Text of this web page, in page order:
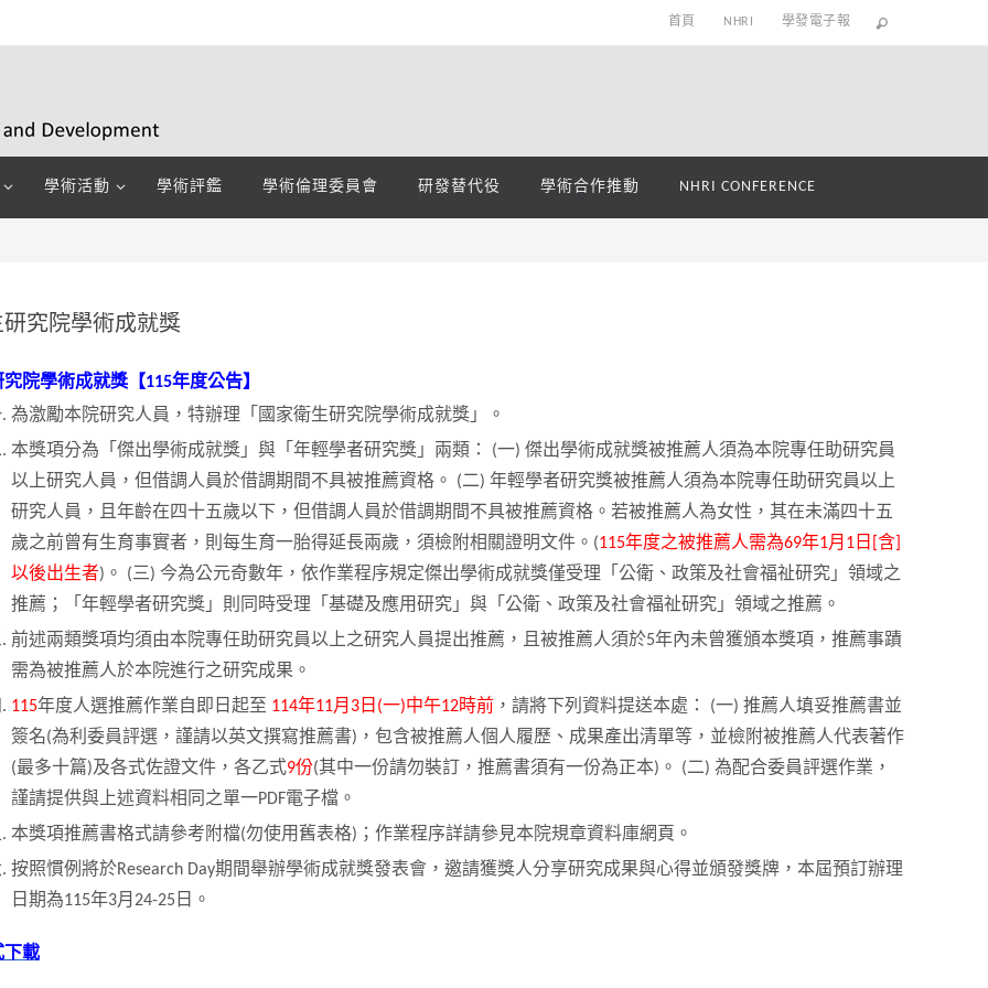
首頁 NHRI 學發電子報
學術活動 學術評鑑 學術倫理委員會 研發替代役 學術合作推動 NHRI CONFERENCE
究院學術成就獎
院學術成就獎【115年度公告】
為激勵本院研究人員，特辦理「國家衛生研究院學術成就獎」。
本獎項分為「傑出學術成就獎」與「年輕學者研究獎」兩類： (一) 傑出學術成就獎被推薦人須為本院專任助研究員
以上研究人員，但借調人員於借調期間不具被推薦資格。 (二) 年輕學者研究獎被推薦人須為本院專任助研究員以上
研究人員，且年齡在四十五歲以下，但借調人員於借調期間不具被推薦資格。若被推薦人為女性，其在未滿四十五
歲之前曾有生育事實者，則每生育一胎得延長兩歲，須檢附相關證明文件。(115年度之被推薦人需為69年1月1日[含]
以後出生者)。 (三) 今為公元奇數年，依作業程序規定傑出學術成就獎僅受理「公衛、政策及社會福祉研究」領域之
推薦；「年輕學者研究獎」則同時受理「基礎及應用研究」與「公衛、政策及社會福祉研究」領域之推薦。
前述兩類獎項均須由本院專任助研究員以上之研究人員提出推薦，且被推薦人須於5年內未曾獲頒本獎項，推薦事蹟
需為被推薦人於本院進行之研究成果。
115年度人選推薦作業自即日起至 114年11月3日(一)中午12時前 ，請將下列資料提送本處： (一) 推薦人填妥推薦書並
簽名(為利委員評選，謹請以英文撰寫推薦書)，包含被推薦人個人履歷、成果產出清單等，並檢附被推薦人代表著作
(最多十篇)及各式佐證文件，各乙式9份(其中一份請勿裝訂，推薦書須有一份為正本)。 (二) 為配合委員評選作業，
謹請提供與上述資料相同之單一PDF電子檔。
本獎項推薦書格式請參考附檔(勿使用舊表格)；作業程序詳請參見本院規章資料庫網頁。
按照慣例將於Research Day期間舉辦學術成就獎發表會，邀請獲獎人分享研究成果與心得並頒發獎牌，本屆預訂辦理
日期為115年3月24-25日。
下載